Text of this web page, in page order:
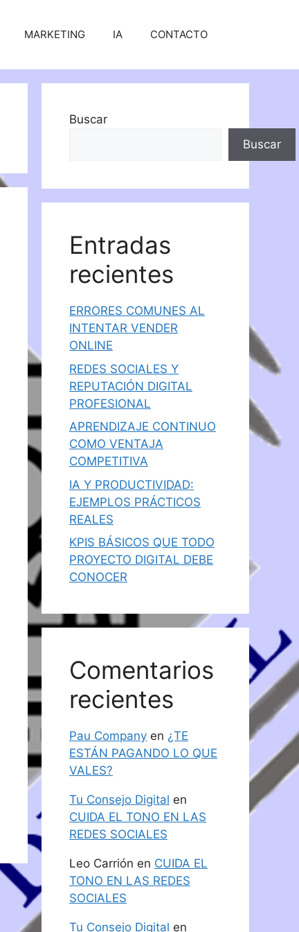
MARKETING IA CONTACTO
Buscar
Buscar
Entradas
recientes
ERRORES COMUNES AL
INTENTAR VENDER
ONLINE
REDES SOCIALES Y
REPUTACIÓN DIGITAL
PROFESIONAL
APRENDIZAJE CONTINUO
COMO VENTAJA
COMPETITIVA
IA Y PRODUCTIVIDAD:
EJEMPLOS PRÁCTICOS
REALES
KPIS BÁSICOS QUE TODO
PROYECTO DIGITAL DEBE
CONOCER
Comentarios
recientes
Pau Company en ¿TE
ESTÁN PAGANDO LO QUE
VALES?
Tu Consejo Digital en
CUIDA EL TONO EN LAS
REDES SOCIALES
Leo Carrión en CUIDA EL
TONO EN LAS REDES
SOCIALES
Tu Consejo Digital en